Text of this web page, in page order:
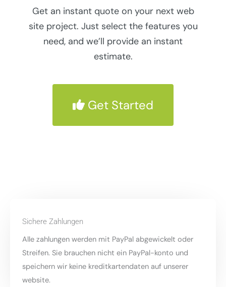
Get an instant quote on your next web
site project. Just select the features you
need, and we’ll provide an instant
estimate.
Get Started
Sichere Zahlungen
Alle zahlungen werden mit PayPal abgewickelt oder
Streifen. Sie brauchen nicht ein PayPal-konto und
speichern wir keine kreditkartendaten auf unserer
website.